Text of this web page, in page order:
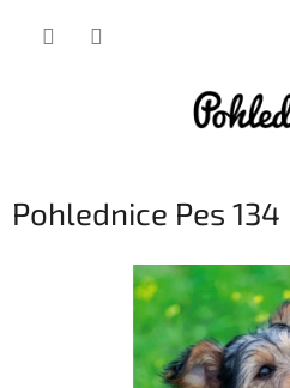
Pohlednice Pes 134